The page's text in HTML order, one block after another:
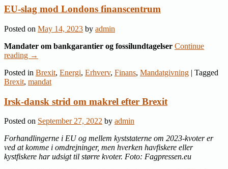
EU-slag mod Londons finanscentrum
Posted on May 14, 2023 by admin
Mandater om bankgarantier og fossilundtagelser Continue
reading →
Posted in Brexit, Energi, Erhverv, Finans, Mandatgivning | Tagged
Brexit, mandat
Irsk-dansk strid om makrel efter Brexit
Posted on September 27, 2022 by admin
Forhandlingerne i EU og mellem kyststaterne om 2023-kvoter er
ved at komme i omdrejninger, men hverken havfiskere eller
kystfiskere har udsigt til større kvoter. Foto: Fagpressen.eu